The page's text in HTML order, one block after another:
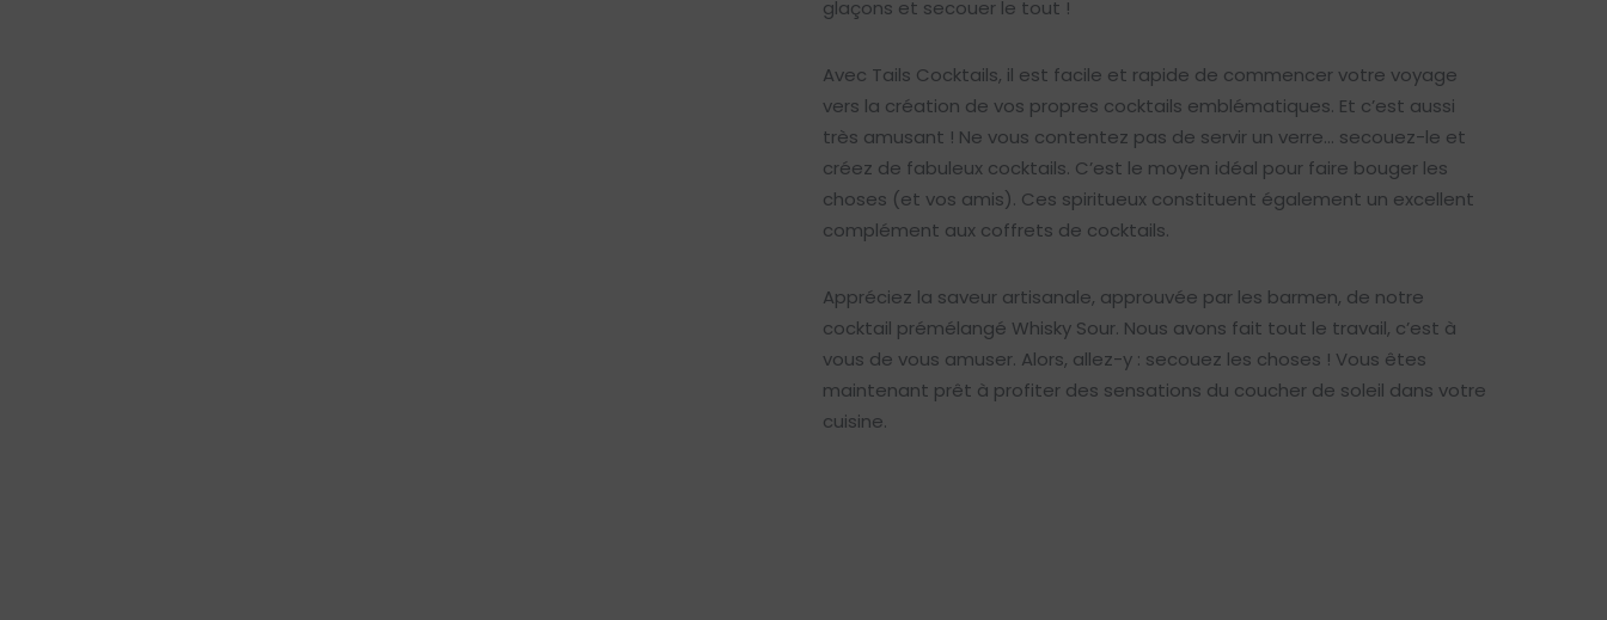
glaçons et secouer le tout !
Avec Tails Cocktails, il est facile et rapide de commencer votre voyage
vers la création de vos propres cocktails emblématiques. Et c’est aussi
très amusant ! Ne vous contentez pas de servir un verre… secouez-le et
créez de fabuleux cocktails. C’est le moyen idéal pour faire bouger les
choses (et vos amis). Ces spiritueux constituent également un excellent
complément aux coffrets de cocktails.
Appréciez la saveur artisanale, approuvée par les barmen, de notre
cocktail prémélangé Whisky Sour. Nous avons fait tout le travail, c’est à
vous de vous amuser. Alors, allez-y : secouez les choses ! Vous êtes
maintenant prêt à profiter des sensations du coucher de soleil dans votre
cuisine.